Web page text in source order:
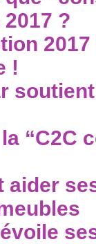
?
!
“C2C
aider